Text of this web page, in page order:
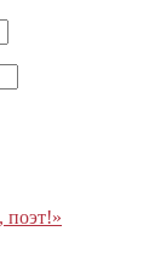
поэт!»